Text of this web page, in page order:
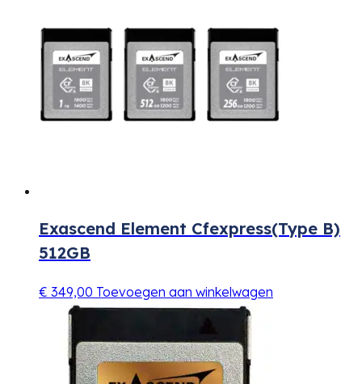
Exascend Element Cfexpress(Type B)
512GB
€ 349,00 Toevoegen aan winkelwagen